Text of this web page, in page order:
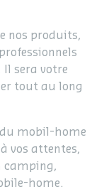
nos produits,
Il sera votre
tout au long
mobil-home
vos attentes,
camping,
home.